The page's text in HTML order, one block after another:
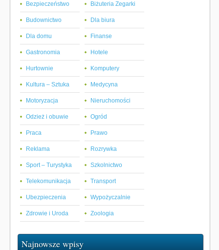
Bezpieczeństwo Biżuteria Zegarki
Budownictwo Dla biura
Dla domu Finanse
Gastronomia Hotele
Hurtownie Komputery
Kultura – Sztuka Medycyna
Motoryzacja Nieruchomości
Odzież i obuwie Ogród
Praca Prawo
Reklama Rozrywka
Sport – Turystyka Szkolnictwo
Telekomunikacja Transport
Ubezpieczenia Wypożyczalnie
Zdrowie i Uroda Zoologia
Najnowsze wpisy